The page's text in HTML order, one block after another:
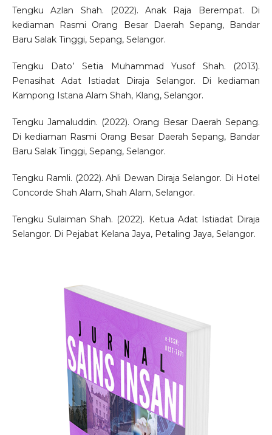
Tengku Azlan Shah. (2022). Anak Raja Berempat. Di
kediaman Rasmi Orang Besar Daerah Sepang, Bandar
Baru Salak Tinggi, Sepang, Selangor.
Tengku Dato’ Setia Muhammad Yusof Shah. (2013).
Penasihat Adat Istiadat Diraja Selangor. Di kediaman
Kampong Istana Alam Shah, Klang, Selangor.
Tengku Jamaluddin. (2022). Orang Besar Daerah Sepang.
Di kediaman Rasmi Orang Besar Daerah Sepang, Bandar
Baru Salak Tinggi, Sepang, Selangor.
Tengku Ramli. (2022). Ahli Dewan Diraja Selangor. Di Hotel
Concorde Shah Alam, Shah Alam, Selangor.
Tengku Sulaiman Shah. (2022). Ketua Adat Istiadat Diraja
Selangor. Di Pejabat Kelana Jaya, Petaling Jaya, Selangor.